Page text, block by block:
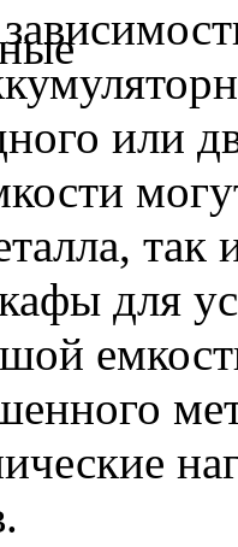
или
так
для